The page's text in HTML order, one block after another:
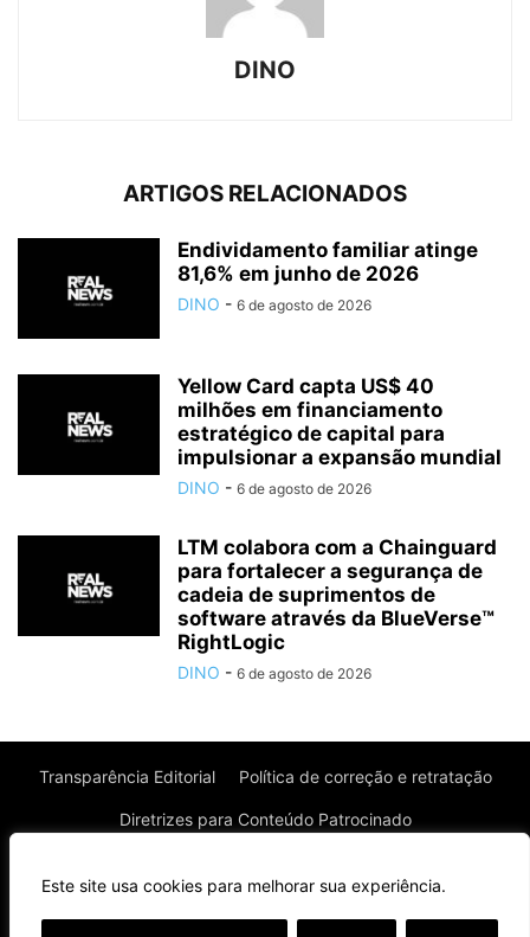
Este site usa cookies para melhorar sua experiência.
DINO
ARTIGOS RELACIONADOS
Endividamento familiar atinge
81,6% em junho de 2026
DINO - 6 de agosto de 2026
Yellow Card capta US$ 40
milhões em financiamento
estratégico de capital para
impulsionar a expansão mundial
DINO - 6 de agosto de 2026
LTM colabora com a Chainguard
para fortalecer a segurança de
cadeia de suprimentos de
software através da BlueVerse™
RightLogic
DINO - 6 de agosto de 2026
Transparência Editorial Política de correção e retratação
Diretrizes para Conteúdo Patrocinado